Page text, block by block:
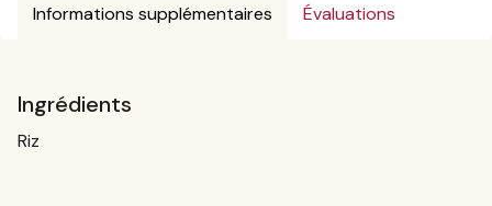
Informations supplémentaires Évaluations
Ingrédients
Riz